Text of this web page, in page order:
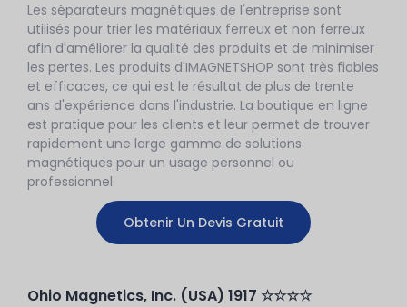
Les séparateurs magnétiques de l'entreprise sont
utilisés pour trier les matériaux ferreux et non ferreux
afin d'améliorer la qualité des produits et de minimiser
les pertes. Les produits d'IMAGNETSHOP sont très fiables
et efficaces, ce qui est le résultat de plus de trente
ans d'expérience dans l'industrie. La boutique en ligne
est pratique pour les clients et leur permet de trouver
rapidement une large gamme de solutions
magnétiques pour un usage personnel ou
professionnel.
Obtenir Un Devis Gratuit
Ohio Magnetics, Inc. (USA) 1917 ☆☆☆☆